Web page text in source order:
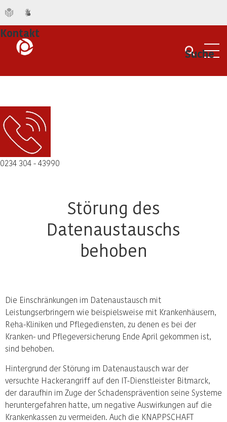
Suche
Kontakt
0234 304 - 43990
Störung des
Datenaustauschs
behoben
Die Einschränkungen im Datenaustausch mit
Leistungserbringern wie beispielsweise mit Krankenhäusern,
Reha-Kliniken und Pflegediensten, zu denen es bei der
Kranken- und Pflegeversicherung Ende April gekommen ist,
sind behoben.
Hintergrund der Störung im Datenaustausch war der
versuchte Hackerangriff auf den IT-Dienstleister Bitmarck,
der daraufhin im Zuge der Schadensprävention seine Systeme
heruntergefahren hatte, um negative Auswirkungen auf die
Krankenkassen zu vermeiden. Auch die KNAPPSCHAFT